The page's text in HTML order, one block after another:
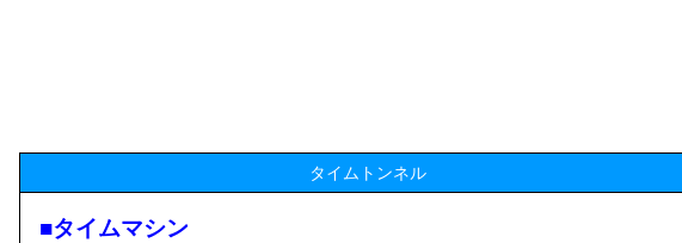
タイムトンネル
■タイムマシン